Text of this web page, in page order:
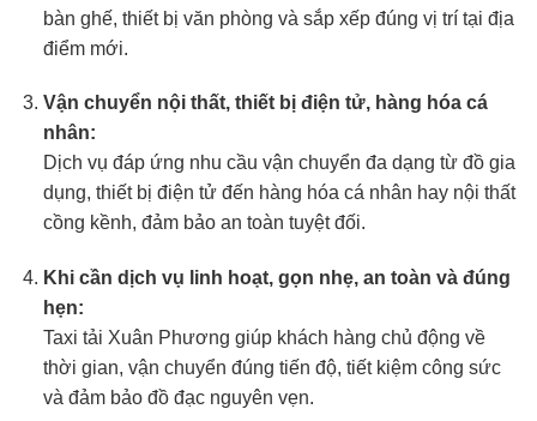
bàn ghế, thiết bị văn phòng và sắp xếp đúng vị trí tại địa
điểm mới.
Vận chuyển nội thất, thiết bị điện tử, hàng hóa cá
nhân:
Dịch vụ đáp ứng nhu cầu vận chuyển đa dạng từ đồ gia
dụng, thiết bị điện tử đến hàng hóa cá nhân hay nội thất
cồng kềnh, đảm bảo an toàn tuyệt đối.
Khi cần dịch vụ linh hoạt, gọn nhẹ, an toàn và đúng
hẹn:
Taxi tải Xuân Phương giúp khách hàng chủ động về
thời gian, vận chuyển đúng tiến độ, tiết kiệm công sức
và đảm bảo đồ đạc nguyên vẹn.